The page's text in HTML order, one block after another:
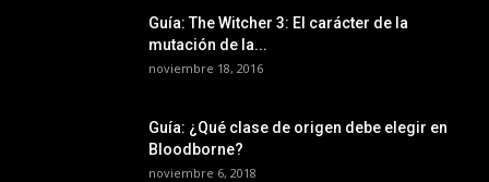
Guía: The Witcher 3: El carácter de la
mutación de la...
noviembre 18, 2016
Guía: ¿Qué clase de origen debe elegir en
Bloodborne?
noviembre 6, 2018